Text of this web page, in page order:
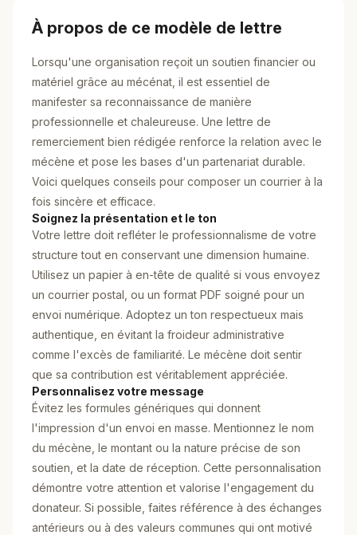
À propos de ce modèle de lettre
Lorsqu'une organisation reçoit un soutien financier ou
matériel grâce au mécénat, il est essentiel de
manifester sa reconnaissance de manière
professionnelle et chaleureuse. Une lettre de
remerciement bien rédigée renforce la relation avec le
mécène et pose les bases d'un partenariat durable.
Voici quelques conseils pour composer un courrier à la
fois sincère et efficace.
Soignez la présentation et le ton
Votre lettre doit refléter le professionnalisme de votre
structure tout en conservant une dimension humaine.
Utilisez un papier à en-tête de qualité si vous envoyez
un courrier postal, ou un format PDF soigné pour un
envoi numérique. Adoptez un ton respectueux mais
authentique, en évitant la froideur administrative
comme l'excès de familiarité. Le mécène doit sentir
que sa contribution est véritablement appréciée.
Personnalisez votre message
Évitez les formules génériques qui donnent
l'impression d'un envoi en masse. Mentionnez le nom
du mécène, le montant ou la nature précise de son
soutien, et la date de réception. Cette personnalisation
démontre votre attention et valorise l'engagement du
donateur. Si possible, faites référence à des échanges
antérieurs ou à des valeurs communes qui ont motivé